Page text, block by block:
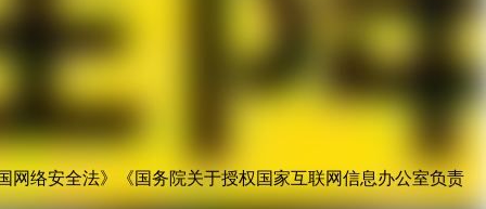
络安全法》《国务院关于授权国家互联网信息办公室负责